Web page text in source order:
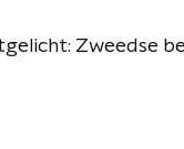
Zweedse